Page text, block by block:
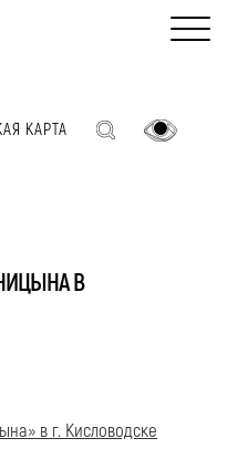
КАРТА
В
в г. Кисловодске